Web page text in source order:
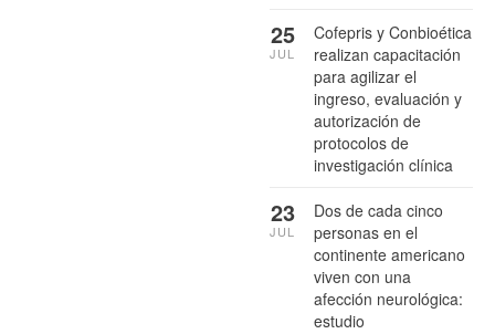
Cofepris y Conbioética
realizan capacitación
para agilizar el
ingreso, evaluación y
autorización de
protocolos de
investigación clínica
25
JUL
Dos de cada cinco
personas en el
continente americano
viven con una
afección neurológica:
estudio
23
JUL